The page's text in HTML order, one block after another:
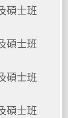
碩士班
碩士班
碩士班
碩士班